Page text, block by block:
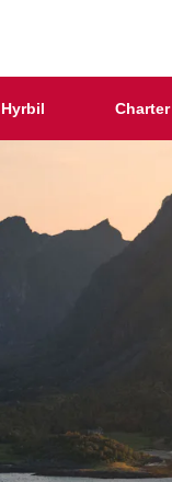
Hyrbil Charter